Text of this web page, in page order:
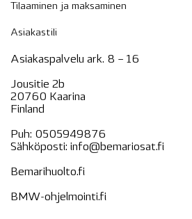
Tilaaminen ja maksaminen
Asiakastili
Asiakaspalvelu ark. 8 – 16
Jousitie 2b
20760 Kaarina
Finland
Puh: 0505949876
Sähköposti: info@bemariosat.fi
Bemarihuolto.fi
BMW-ohjelmointi.fi